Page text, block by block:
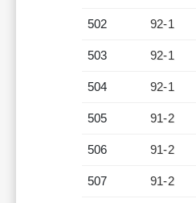
502 92-1
503 92-1
504 92-1
505 91-2
506 91-2
507 91-2